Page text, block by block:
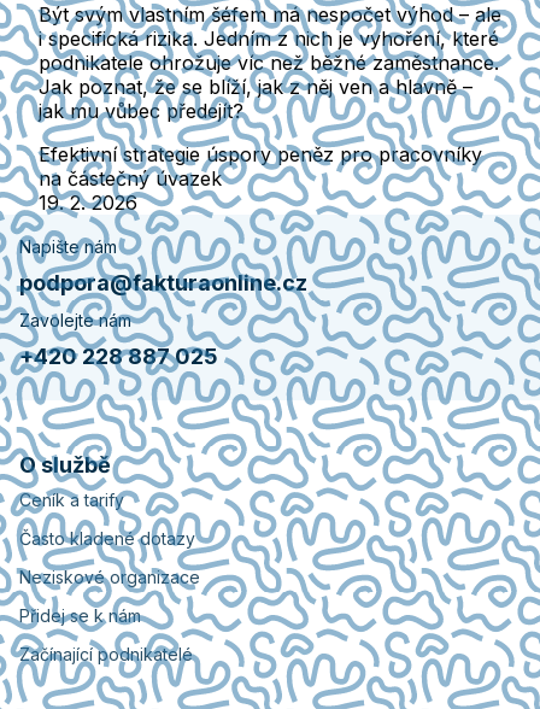
Být svým vlastním šéfem má nespočet výhod – ale
i specifická rizika. Jedním z nich je vyhoření, které
podnikatele ohrožuje víc než běžné zaměstnance.
Jak poznat, že se blíží, jak z něj ven a hlavně –
jak mu vůbec předejít?
Efektivní strategie úspory peněz pro pracovníky
na částečný úvazek
19. 2. 2026
Napište nám
podpora@fakturaonline.cz
Zavolejte nám
+420 228 887 025
O službě
Ceník a tarify
Často kladené dotazy
Neziskové organizace
Přidej se k nám
Začínající podnikatelé